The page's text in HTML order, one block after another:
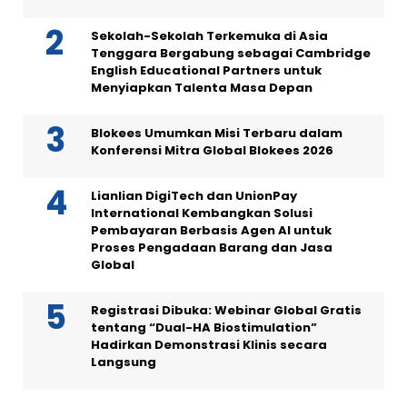
Sekolah-Sekolah Terkemuka di Asia
Tenggara Bergabung sebagai Cambridge
English Educational Partners untuk
Menyiapkan Talenta Masa Depan
Blokees Umumkan Misi Terbaru dalam
Konferensi Mitra Global Blokees 2026
Lianlian DigiTech dan UnionPay
International Kembangkan Solusi
Pembayaran Berbasis Agen AI untuk
Proses Pengadaan Barang dan Jasa
Global
Registrasi Dibuka: Webinar Global Gratis
tentang “Dual-HA Biostimulation”
Hadirkan Demonstrasi Klinis secara
Langsung